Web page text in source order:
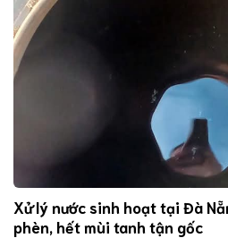
Xử lý nước sinh hoạt tại Đà
phèn, hết mùi tanh tận gốc